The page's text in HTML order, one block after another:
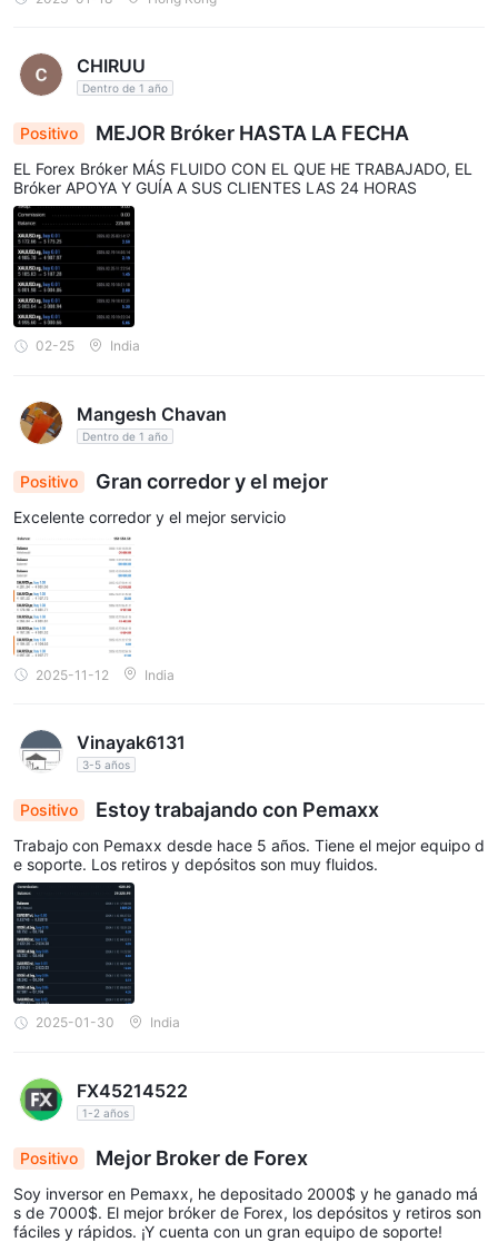
CHIRUU
Dentro de 1 año
Positivo MEJOR Bróker HASTA LA FECHA
EL Forex Bróker MÁS FLUIDO CON EL QUE HE TRABAJADO, EL
Bróker APOYA Y GUÍA A SUS CLIENTES LAS 24 HORAS
02-25 India
Mangesh Chavan
Dentro de 1 año
Positivo Gran corredor y el mejor
Excelente corredor y el mejor servicio
2025-11-12 India
Vinayak6131
3-5 años
Positivo Estoy trabajando con Pemaxx
Trabajo con Pemaxx desde hace 5 años. Tiene el mejor equipo d
e soporte. Los retiros y depósitos son muy fluidos.
2025-01-30 India
FX45214522
1-2 años
Positivo Mejor Broker de Forex
Soy inversor en Pemaxx, he depositado 2000$ y he ganado má
s de 7000$. El mejor bróker de Forex, los depósitos y retiros son
fáciles y rápidos. ¡Y cuenta con un gran equipo de soporte!